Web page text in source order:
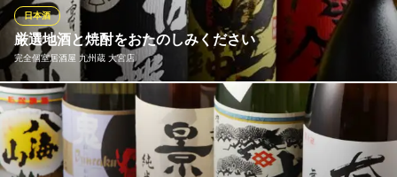
めます。季節限定酒や稀少な日本酒、新興酒造の日本酒まで豊富
な品揃え。
日本酒と創作小鉢料理 GOKURi 大宮店（ゴクリ）
日本酒小鉢料理ウニ料理
埼玉新都市交通伊奈線大宮駅 徒歩4分
埼玉県さいたま市大宮区仲町1-125-11 1F
厳選地酒と焼酎をおたのしみください
完全個室居酒屋 九州蔵 大宮店
日本酒
当店では、日本酒、焼酎にもこだわっております。獺祭や久保
田、佐藤、吉兆宝山などの厳選地酒や本格焼酎を多数取り揃えて
おります。出汁が自慢の煮物料理や毎朝仕入れる鮮魚との相性抜
群です。各コースや逸品料理とご一緒にお愉しみください。